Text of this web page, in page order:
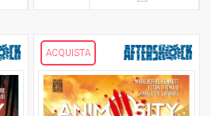
ACQUISTA